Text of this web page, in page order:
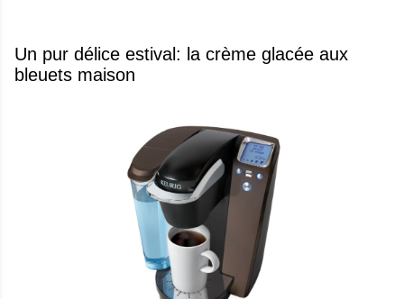
Un pur délice estival: la crème glacée aux
bleuets maison